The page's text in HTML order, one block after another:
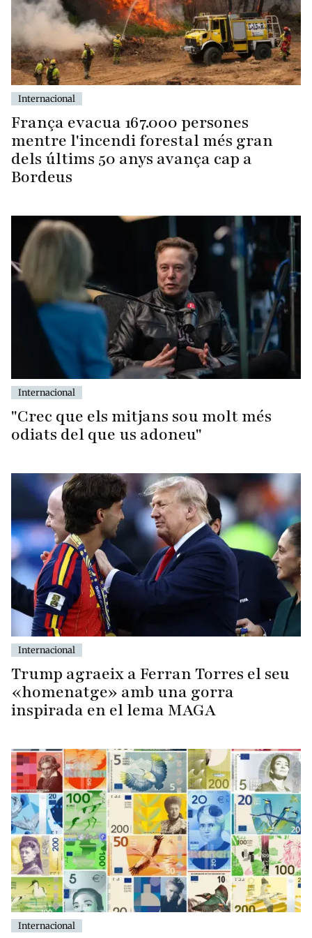
Internacional
França evacua 167.000 persones
mentre l'incendi forestal més gran
dels últims 50 anys avança cap a
Bordeus
Internacional
"Crec que els mitjans sou molt més
odiats del que us adoneu"
Internacional
Trump agraeix a Ferran Torres el seu
«homenatge» amb una gorra
inspirada en el lema MAGA
Internacional